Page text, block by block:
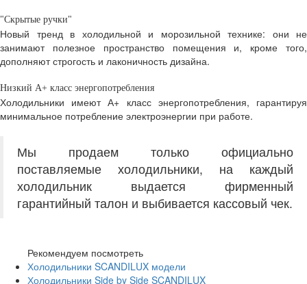
"Скрытые ручки"
Новый тренд в холодильной и морозильной технике: они не
занимают полезное пространство помещения и, кроме того,
дополняют строгость и лаконичность дизайна.
Низкий А+ класс энергопотребления
Холодильники имеют А+ класс энергопотребления, гарантируя
минимальное потребление электроэнергии при работе.
Мы продаем только официально
поставляемые холодильники, на каждый
холодильник выдается фирменный
гарантийный талон и выбивается кассовый чек.
Рекомендуем посмотреть
Холодильники SCANDILUX модели
Холодильники Side by Side SCANDILUX